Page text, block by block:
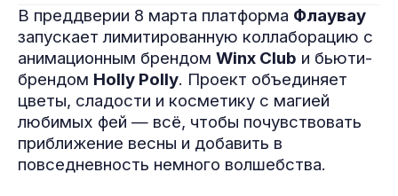
В преддверии 8 марта платформа Флаувау
запускает лимитированную коллаборацию с
анимационным брендом Winx Club и бьюти-
брендом Holly Polly. Проект объединяет
цветы, сладости и косметику с магией
любимых фей — всё, чтобы почувствовать
приближение весны и добавить в
повседневность немного волшебства.